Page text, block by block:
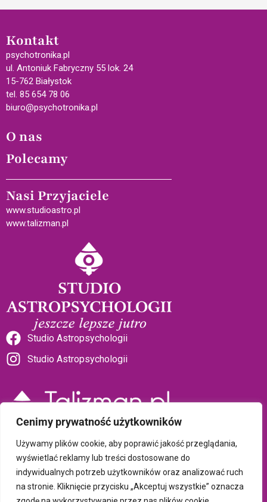
Cenimy prywatność użytkowników
Używamy plików cookie, aby poprawić jakość przeglądania,
wyświetlać reklamy lub treści dostosowane do
indywidualnych potrzeb użytkowników oraz analizować ruch
na stronie. Kliknięcie przycisku „Akceptuj wszystkie” oznacza
Kontakt
psychotronika.pl
ul. Antoniuk Fabryczny 55 lok. 24
15-762 Białystok
tel. 85 654 78 06
biuro@psychotronika.pl
O nas
Polecamy
Nasi Przyjaciele
www.studioastro.pl
www.talizman.pl
Studio Astropsychologii
Studio Astropsychologii
Sklep Talizman
Polityka prywatności i plików cookie